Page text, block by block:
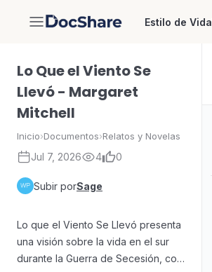
DocShare Estilo de Vida
Lo Que el Viento Se
Llevó - Margaret
Mitchell
Inicio›Documentos›Relatos y Novelas
Jul 7, 2026 4 0
Subir porSage
Lo que el Viento Se Llevó presenta
una visión sobre la vida en el sur
durante la Guerra de Secesión, con